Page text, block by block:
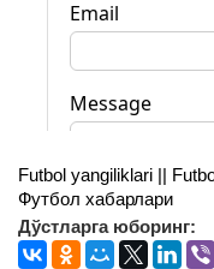
Futbol yangiliklari ||
Футбол хабарлари
Дўстларга юборинг: